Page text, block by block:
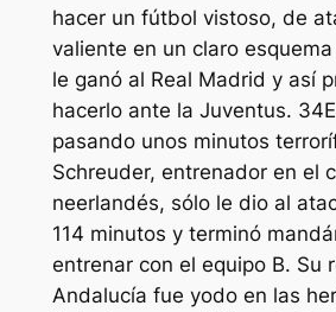
hacer un fútbol vistoso, de
valiente en un claro
le ganó al Real Madrid y así
hacerlo ante la Juventus.
pasando unos minutos
Schreuder, entrenador en el
neerlandés, sólo le dio al
114 minutos y terminó
entrenar con el equipo B. Su
Andalucía fue yodo en las